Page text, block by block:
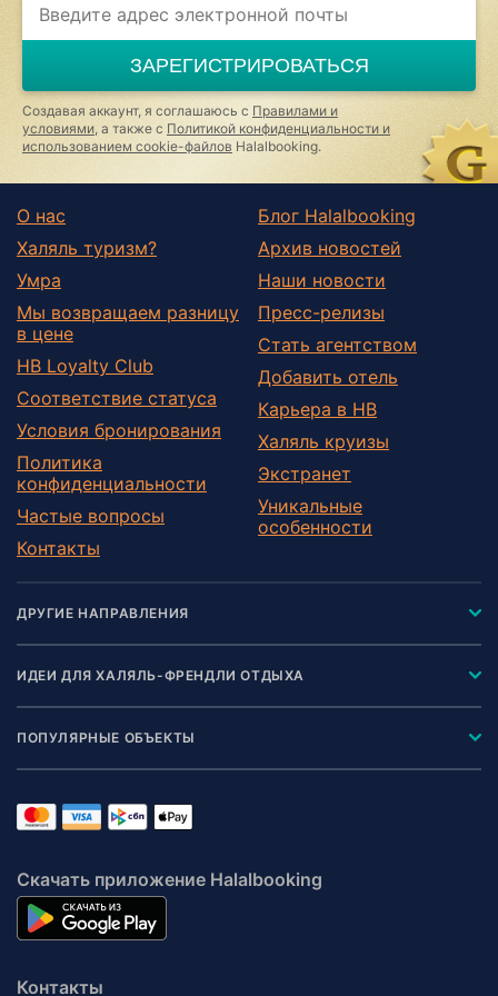
you
ignore
this
field
ЗАРЕГИСТРИРОВАТЬСЯ
Создавая аккаунт, я соглашаюсь с Правилами и
условиями , а также с Политикой конфиденциальности и
использованием cookie-файлов Halalbooking.
О нас
Халяль туризм?
Умра
Мы возвращаем разницу
в цене
HB Loyalty Club
Соответствие статуса
Условия бронирования
Политика
конфиденциальности
Частые вопросы
Контакты
Блог Halalbooking
Архив новостей
Наши новости
Пресс-релизы
Стать агентством
Добавить отель
Карьера в HB
Халяль круизы
Экстранет
Уникальные
особенности
ДРУГИЕ НАПРАВЛЕНИЯ
ИДЕИ ДЛЯ ХАЛЯЛЬ-ФРЕНДЛИ ОТДЫХА
ПОПУЛЯРНЫЕ ОБЪЕКТЫ
Скачать приложение Halalbooking
Контакты